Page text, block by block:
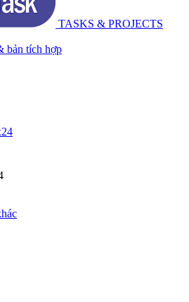
TASKS & PROJECTS
bản tích hợp